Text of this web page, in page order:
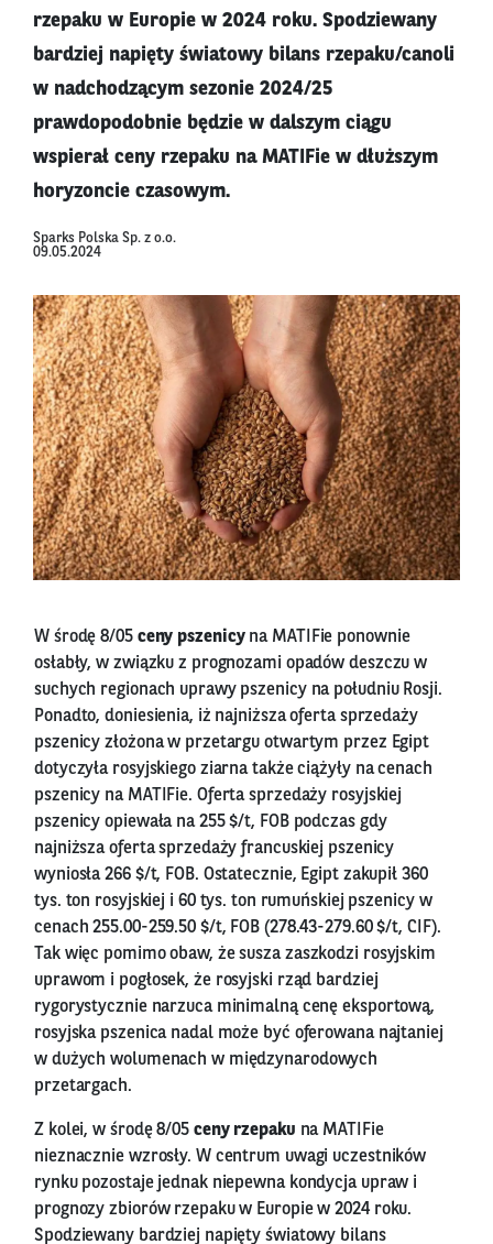
rzepaku w Europie w 2024 roku. Spodziewany
bardziej napięty światowy bilans rzepaku/canoli
w nadchodzącym sezonie 2024/25
prawdopodobnie będzie w dalszym ciągu
wspierał ceny rzepaku na MATIFie w dłuższym
horyzoncie czasowym.
Sparks Polska Sp. z o.o.
09.05.2024
W środę 8/05 ceny pszenicyna MATIFie ponownie
osłabły, w związku z prognozami opadów deszczu w
suchych regionach uprawy pszenicy na południu Rosji.
Ponadto, doniesienia, iż najniższa oferta sprzedaży
pszenicy złożona w przetargu otwartym przez Egipt
dotyczyła rosyjskiego ziarna także ciążyły na cenach
pszenicy na MATIFie. Oferta sprzedaży rosyjskiej
pszenicy opiewała na 255 $/t, FOB podczas gdy
najniższa oferta sprzedaży francuskiej pszenicy
wyniosła 266 $/t, FOB. Ostatecznie, Egipt zakupił 360
tys. ton rosyjskiej i 60 tys. ton rumuńskiej pszenicy w
cenach 255.00-259.50 $/t, FOB (278.43-279.60 $/t, CIF).
Tak więc pomimo obaw, że susza zaszkodzi rosyjskim
uprawom i pogłosek, że rosyjski rząd bardziej
rygorystycznie narzuca minimalną cenę eksportową,
rosyjska pszenica nadal może być oferowana najtaniej
w dużych wolumenach w międzynarodowych
przetargach.
Z kolei, w środę 8/05ceny rzepaku na MATIFie
nieznacznie wzrosły. W centrum uwagi uczestników
rynku pozostaje jednak niepewna kondycja upraw i
prognozy zbiorów rzepaku w Europie w 2024 roku.
Spodziewany bardziej napięty światowy bilans